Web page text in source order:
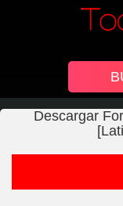
Descargar